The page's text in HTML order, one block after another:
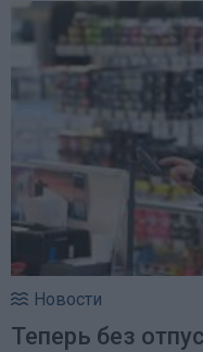
Новости
Теперь без